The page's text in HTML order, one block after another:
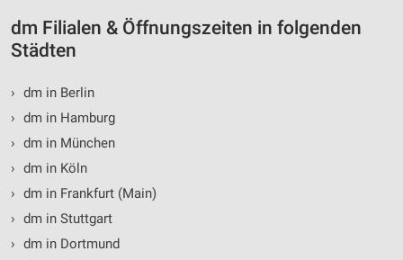
dm Filialen & Öffnungszeiten in folgenden
Städten
› dm in Berlin
› dm in Hamburg
› dm in München
› dm in Köln
› dm in Frankfurt (Main)
› dm in Stuttgart
› dm in Dortmund
Messung der Performance von Inhalten
Analyse von Zielgruppen durch Statistiken oder
Quellen
Entwicklung und Verbesserung der Angebote
Verwendung reduzierter Daten zur Auswahl von
Verwendung genauer Standortdaten